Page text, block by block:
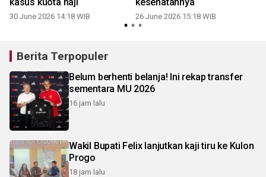
30 June 2026 14:18 WIB 26 June 2026 15:18 WIB
Berita Terpopuler
Belum berhenti belanja! Ini rekap transfer
sementara MU 2026
16 jam lalu
Wakil Bupati Felix lanjutkan kaji tiru ke Kulon
Progo
18 jam lalu